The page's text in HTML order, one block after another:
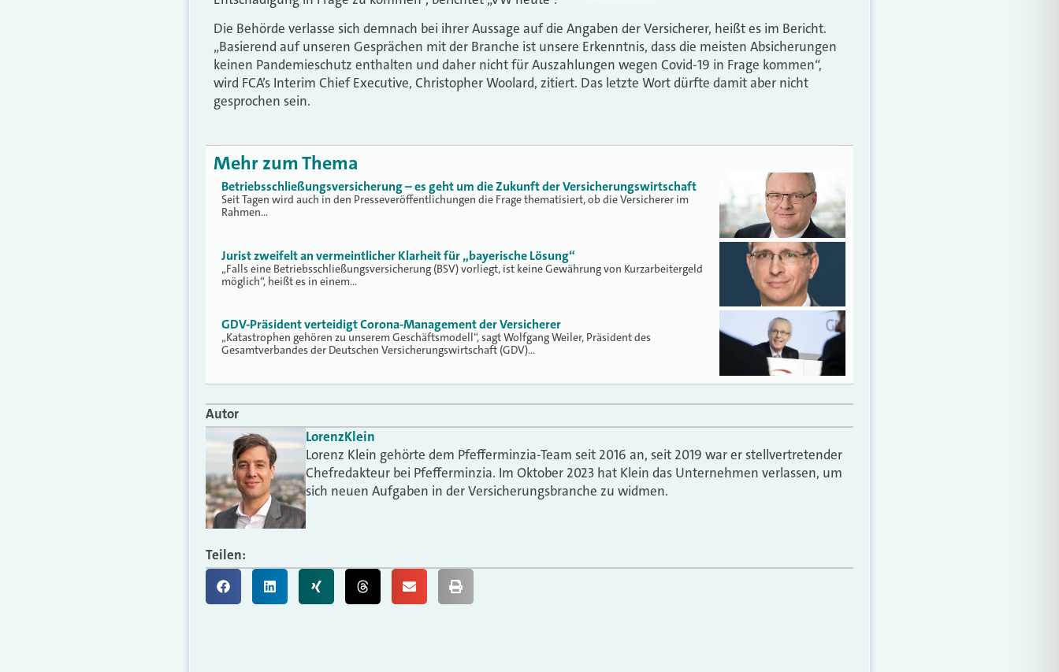
Die Behörde verlasse sich demnach bei ihrer Aussage auf die Angaben der Versicherer, heißt es im Bericht.
„Basierend auf unseren Gesprächen mit der Branche ist unsere Erkenntnis, dass die meisten Absicherungen
keinen Pandemieschutz enthalten und daher nicht für Auszahlungen wegen Covid-19 in Frage kommen“,
wird FCA’s Interim Chief Executive, Christopher Woolard, zitiert. Das letzte Wort dürfte damit aber nicht
gesprochen sein.
Mehr zum Thema
Betriebsschließungsversicherung – es geht um die Zukunft der Versicherungswirtschaft
Seit Tagen wird auch in den Presseveröffentlichungen die Frage thematisiert, ob die Versicherer im
Rahmen…
Jurist zweifelt an vermeintlicher Klarheit für „bayerische Lösung“
„Falls eine Betriebsschließungsversicherung (BSV) vorliegt, ist keine Gewährung von Kurzarbeitergeld
möglich“, heißt es in einem…
GDV-Präsident verteidigt Corona-Management der Versicherer
„Katastrophen gehören zu unserem Geschäftsmodell“, sagt Wolfgang Weiler, Präsident des
Gesamtverbandes der Deutschen Versicherungswirtschaft (GDV)…
Autor
LorenzKlein
Lorenz Klein gehörte dem Pfefferminzia-Team seit 2016 an, seit 2019 war er stellvertretender
Chefredakteur bei Pfefferminzia. Im Oktober 2023 hat Klein das Unternehmen verlassen, um
sich neuen Aufgaben in der Versicherungsbranche zu widmen.
Teilen: